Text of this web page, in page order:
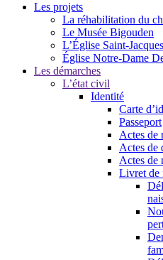
Les projets
La réhabilitation du
Le Musée Bigouden
L’Église Saint-
Église Notre-Dame
Les démarches
L’état civil
Identité
Carte
Passeport
Actes de
Actes de
Actes de
Livret de